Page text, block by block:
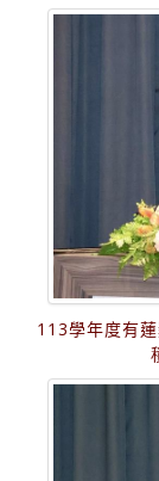
113學年度有